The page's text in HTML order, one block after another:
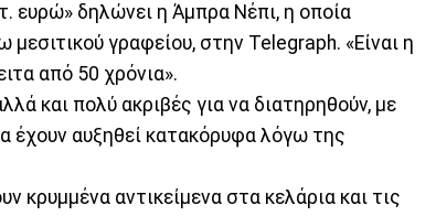
ευρώ» δηλώνει η Άμπρα Νέπι, η οποία
γραφείου, στην Telegraph. «Είναι η
από 50 χρόνια».
και πολύ ακριβές για να διατηρηθούν, με
έχουν αυξηθεί κατακόρυφα λόγω της
κρυμμένα αντικείμενα στα κελάρια και τις